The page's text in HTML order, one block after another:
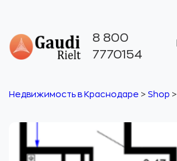
8 800
7770154
Недвижимость в Краснодаре > Shop >